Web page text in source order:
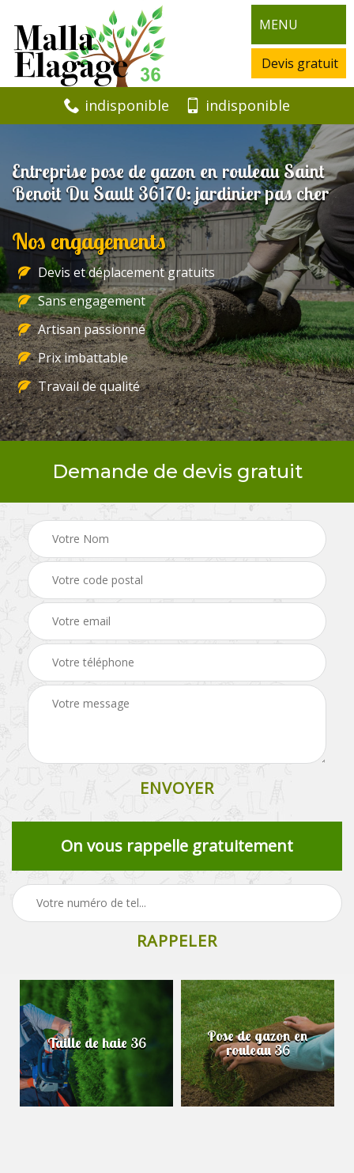
MENU
Devis gratuit
indisponible indisponible
Entreprise pose de gazon en rouleau Saint
Benoit Du Sault 36170: jardinier pas cher
Nos engagements
Devis et déplacement gratuits
Sans engagement
Artisan passionné
Prix imbattable
Travail de qualité
Demande de devis gratuit
On vous rappelle gratuitement
Taille de haie 36 Pose de gazon en
rouleau 36